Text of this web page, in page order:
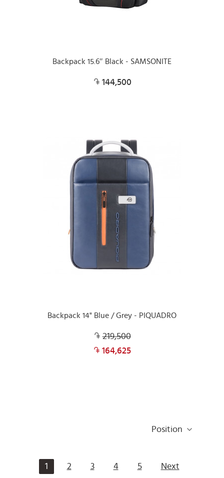
Backpack 15.6″ Black - SAMSONITE
144,500
Backpack 14" Blue / Grey - PIQUADRO
219,500
164,625
Position
1 2 3 4 5 Next